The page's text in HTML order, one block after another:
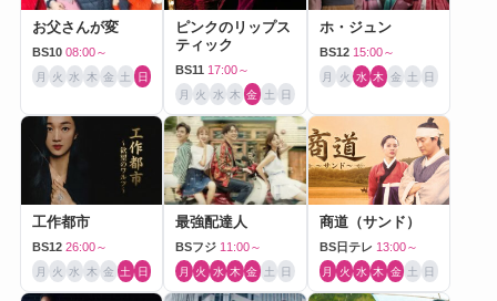
お父さんが変
BS10 08:00～
月 火 水 木 金 土 日
ピンクのリップス
ティック
BS11 17:00～
月 火 水 木 金 土 日
ホ・ジュン
BS12 15:00～
月 火 水 木 金 土 日
工作都市
BS12 26:00～
月 火 水 木 金 土 日
最強配達人
BSフジ 11:00～
月 火 水 木 金 土 日
商道（サンド）
BS日テレ 13:00～
月 火 水 木 金 土 日